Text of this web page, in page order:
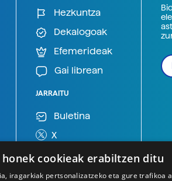
Hezkuntza
Dekalogoak
Efemerideak
Gai librean
JARRAITU
Buletina
X
BlueSky
Mastodon
honek cookieak erabiltzen ditu
iragarkiak pertsonalizatzeko eta gure trafikoa